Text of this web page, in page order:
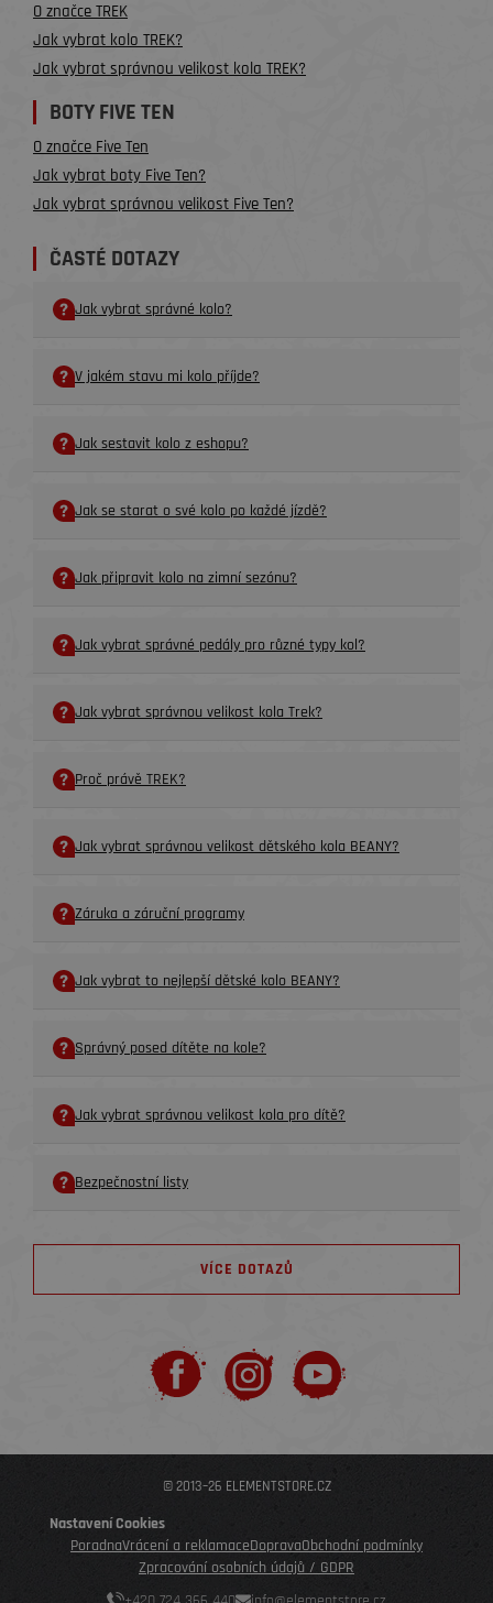
O značce TREK
Jak vybrat kolo TREK?
Jak vybrat správnou velikost kola TREK?
BOTY FIVE TEN
O značce Five Ten
Jak vybrat boty Five Ten?
Jak vybrat správnou velikost Five Ten?
ČASTÉ DOTAZY
Jak vybrat správné kolo?
V jakém stavu mi kolo příjde?
Jak sestavit kolo z eshopu?
Jak se starat o své kolo po každé jízdě?
Jak připravit kolo na zimní sezónu?
Jak vybrat správné pedály pro různé typy kol?
Jak vybrat správnou velikost kola Trek?
Proč právě TREK?
Jak vybrat správnou velikost dětského kola BEANY?
Záruka a záruční programy
Jak vybrat to nejlepší dětské kolo BEANY?
Správný posed dítěte na kole?
Jak vybrat správnou velikost kola pro dítě?
Bezpečnostní listy
VÍCE DOTAZŮ
© 2013–26 ELEMENTSTORE.CZ
Nastavení Cookies
PoradnaVrácení a reklamaceDopravaObchodní podmínky
Zpracování osobních údajů / GDPR